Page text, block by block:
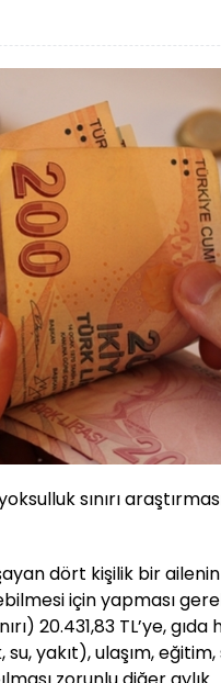
sınırı
dört kişilik bir ailenin
için yapması
20.431,83 TL’ye,
yakıt), ulaşım, eğitim,